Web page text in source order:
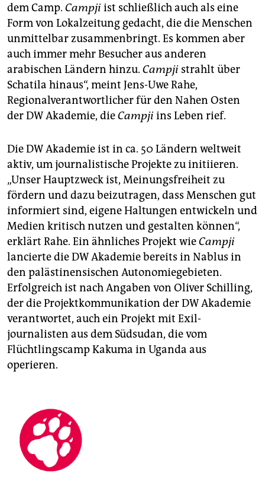
dem Camp. Campji ist schließlich auch als eine
Form von Lokalzeitung gedacht, die die Menschen
unmittelbar zusammenbringt. Es kommen aber
auch immer mehr Besucher aus anderen
arabischen Ländern hinzu. Campji strahlt über
Schatila hinaus“, meint Jens-Uwe Rahe,
Regionalverantwortlicher für den Nahen Osten
der DW Akademie, dieCampji ins Leben rief.
Die DW Akademie ist in ca. 50 Ländern weltweit
aktiv, um journalistische Projekte zu initiieren.
„Unser Hauptzweck ist, Meinungsfreiheit zu
fördern und dazu beizutragen, dass Menschen gut
informiert sind, eigene Haltungen entwickeln und
Medien kritisch nutzen und gestalten können“,
erklärt Rahe. Ein ähnliches Projekt wieCampji
lancierte die DW Akademie bereits in Nablus in
den palästinensischen Autonomiegebieten.
Erfolgreich ist nach Angaben von Oliver Schilling,
der die Projektkommunikation der DW Akademie
verantwortet, auch ein Projekt mit Exil­
journalisten aus dem Südsudan, die vom
Flüchtlingscamp ­Kakuma in Uganda aus
operieren.